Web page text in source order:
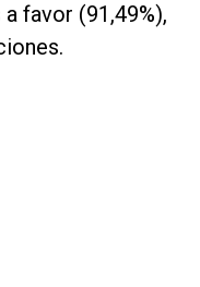
favor (91,49%),